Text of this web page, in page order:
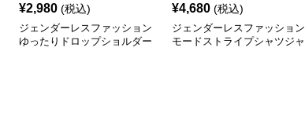
¥2,980 (税込)
ジェンダーレスファッション
ゆったりドロップショルダー
¥4,680 (税込)
ジェンダーレスファッション
モードストライプシャツジャ